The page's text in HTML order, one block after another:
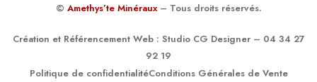
© Amethys’te Minéraux – Tous droits réservés.
Création et Référencement Web : Studio CG Designer– 04 34 27
92 19
Politique de confidentialitéConditions Générales de Vente